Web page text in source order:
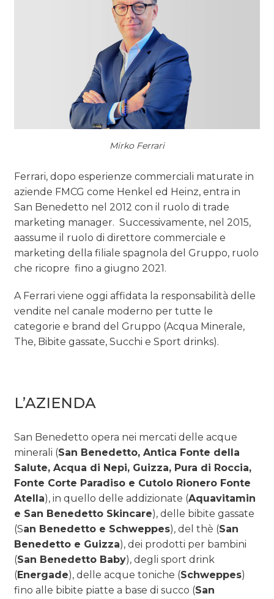
Mirko Ferrari
Ferrari, dopo esperienze commerciali maturate in
aziende FMCG come Henkel ed Heinz, entra in
San Benedetto nel 2012 con il ruolo di trade
marketing manager. Successivamente, nel 2015,
aassume il ruolo di direttore commerciale e
marketing della filiale spagnola del Gruppo, ruolo
che ricopre fino a giugno 2021.
A Ferrari viene oggi affidata la responsabilità delle
vendite nel canale moderno per tutte le
categorie e brand del Gruppo (Acqua Minerale,
The, Bibite gassate, Succhi e Sport drinks).
L’AZIENDA
San Benedetto opera nei mercati delle acque
minerali (San Benedetto, Antica Fonte della
Salute, Acqua di Nepi, Guizza, Pura di Roccia,
Fonte Corte Paradiso e Cutolo Rionero Fonte
Atella), in quello delle addizionate (Aquavitamin
e San Benedetto Skincare), delle bibite gassate
(San Benedetto e Schweppes), del thè (San
Benedetto e Guizza), dei prodotti per bambini
(San Benedetto Baby), degli sport drink
(Energade), delle acque toniche (Schweppes)
fino alle bibite piatte a base di succo (San